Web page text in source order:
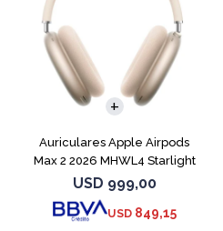
Auriculares Apple Airpods
Max 2 2026 MHWL4 Starlight
USD 999,00
USD 849,15